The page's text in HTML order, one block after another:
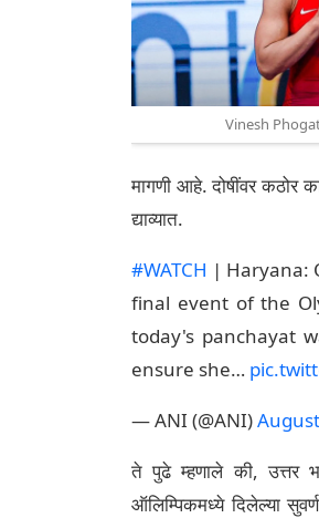
Vinesh
मागणी आहे. दोषींवर कठोर
द्याव्यात.
#WATCH | Haryana:
final event of the
today's panchayat
ensure she…
— ANI (@ANI)
ते पुढे म्हणाले की, उत्तर
ऑलिम्पिकमध्ये दिलेल्या